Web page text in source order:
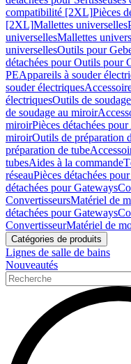
compatibilité [2XL]Pièces
[2XL]Mallettes universelles
universellesMallettes
universellesOutils pour
détachées pour Outils pour
PEAppareils à souder
souder électriques
électriquesOutils de
de soudage au miroir
miroirPièces détachées
miroirOutils de préparation
préparation de tube
tubesAides à la commande
réseauPièces détachées
détachées pour Gateways
ConvertisseursMatériel de
détachées pour Gateways
ConvertisseurMatériel de
Catégories de produits
Lignes de salle de bains
Nouveautés